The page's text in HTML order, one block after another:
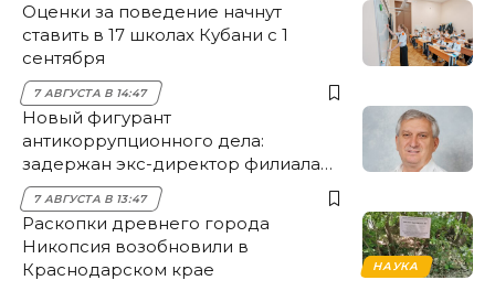
Оценки за поведение начнут
ставить в 17 школах Кубани с 1
сентября
7 АВГУСТА В 14:47
Новый фигурант
антикоррупционного дела:
задержан экс-директор филиала
НЭСК Крымска
7 АВГУСТА В 13:47
НАУКА
Раскопки древнего города
Никопсия возобновили в
Краснодарском крае